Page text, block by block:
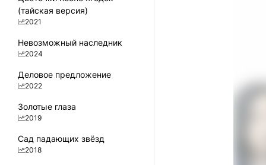
(тайская версия)
2021
Невозможный наследник
2024
Деловое предложение
2022
Золотые глаза
2019
Сад падающих звёзд
2018